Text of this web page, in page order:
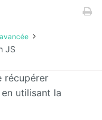
JS
récupérer
utilisant la